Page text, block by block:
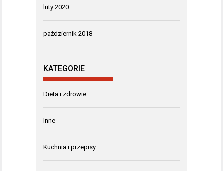
luty 2020
październik 2018
KATEGORIE
Dieta i zdrowie
Inne
Kuchnia i przepisy